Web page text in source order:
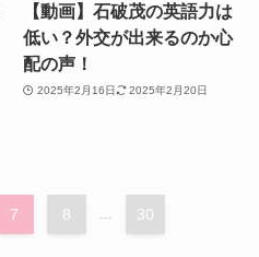
【動画】石破茂の英語力は
低い？外交が出来るのか心
配の声！
2025年2月16日 2025年2月20日
7 8 ... 30